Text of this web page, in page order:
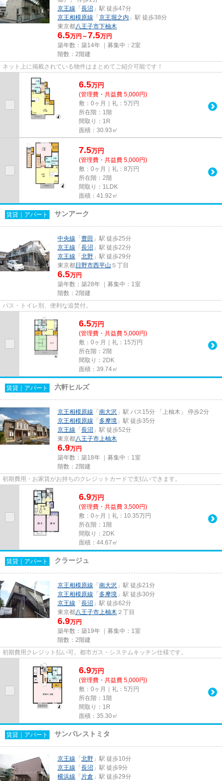
京王線 「長沼 」駅 徒歩47分
京王相模原線 「京王堀之内 」駅 徒歩38分
東京都八王子市下柚木
6.5万円～7.5万円
築年数：築14年 ｜募集中： 2室
階数：2階建
ネット上に掲載されている物件はまとめてご紹介可能です！
6.5万円
(管理費・共益費 5,000円)
敷：0ヶ月｜礼：5万円
所在階：1階
間取り：1R
面積：30.93㎡
7.5万円
(管理費・共益費 5,000円)
敷：0ヶ月｜礼：8万円
所在階：2階
間取り：1LDK
面積：41.92㎡
賃貸｜アパート サンアーク
中央線 「豊田 」駅 徒歩25分
京王線 「長沼 」駅 徒歩22分
京王線 「北野 」駅 徒歩29分
東京都日野市西平山 ５丁目
6.5万円
築年数：築28年 ｜募集中： 1室
階数：2階建
バス・トイレ別、便利な追焚付。
6.5万円
(管理費・共益費 5,000円)
敷：0ヶ月｜礼：15万円
所在階：2階
間取り：2DK
面積：39.74㎡
賃貸｜アパート 六軒ヒルズ
京王相模原線 「南大沢 」駅 バス15分 「上柚木」 停歩2分
京王相模原線 「多摩境 」駅 徒歩35分
京王線 「長沼 」駅 徒歩52分
東京都八王子市 上柚木
6.9万円
築年数：築18年 ｜募集中： 1室
階数：2階建
初期費用・お家賃がお持ちのクレジットカードで支払いできます。
6.9万円
(管理費・共益費 3,500円)
敷：0ヶ月｜礼：10.35万円
所在階：1階
間取り：2DK
面積：44.67㎡
賃貸｜アパート クラージュ
京王相模原線 「南大沢 」駅 徒歩21分
京王相模原線 「多摩境 」駅 徒歩30分
京王線 「長沼 」駅 徒歩62分
東京都八王子市 上柚木 ２丁目
6.9万円
築年数：築19年 ｜募集中： 1室
階数：2階建
初期費用クレジット払い可。都市ガス・システムキッチン仕様です。
6.9万円
(管理費・共益費 5,000円)
敷：0ヶ月｜礼：5万円
所在階：1階
間取り：1R
面積：35.30㎡
賃貸｜アパート サンパレストミタ
京王線 「北野 」駅 徒歩10分
京王線 「長沼 」駅 徒歩9分
横浜線 「 片倉 」駅 徒歩29分